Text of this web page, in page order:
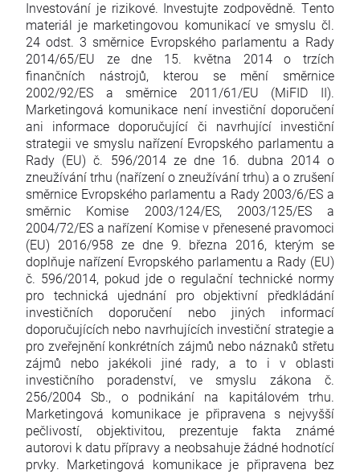
Investování je rizikové. Investujte zodpovědně. Tento
materiál je marketingovou komunikací ve smyslu čl.
24 odst. 3 směrnice Evropského parlamentu a Rady
2014/65/EU ze dne 15. května 2014 o trzích
finančních nástrojů, kterou se mění směrnice
2002/92/ES a směrnice 2011/61/EU (MiFID II).
Marketingová komunikace není investiční doporučení
ani informace doporučující či navrhující investiční
strategii ve smyslu nařízení Evropského parlamentu a
Rady (EU) č. 596/2014 ze dne 16. dubna 2014 o
zneužívání trhu (nařízení o zneužívání trhu) a o zrušení
směrnice Evropského parlamentu a Rady 2003/6/ES a
směrnic Komise 2003/124/ES, 2003/125/ES a
2004/72/ES a nařízení Komise v přenesené pravomoci
(EU) 2016/958 ze dne 9. března 2016, kterým se
doplňuje nařízení Evropského parlamentu a Rady (EU)
č. 596/2014, pokud jde o regulační technické normy
pro technická ujednání pro objektivní předkládání
investičních doporučení nebo jiných informací
doporučujících nebo navrhujících investiční strategie a
pro zveřejnění konkrétních zájmů nebo náznaků střetu
zájmů nebo jakékoli jiné rady, a to i v oblasti
investičního poradenství, ve smyslu zákona č.
256/2004 Sb., o podnikání na kapitálovém trhu.
Marketingová komunikace je připravena s nejvyšší
pečlivostí, objektivitou, prezentuje fakta známé
autorovi k datu přípravy a neobsahuje žádné hodnotící
prvky. Marketingová komunikace je připravena bez